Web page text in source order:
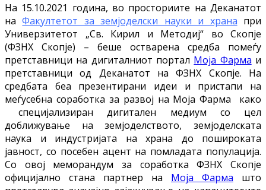
На 15.10.2021 година, во просториите на Деканатот
наФакултетот за земјоделски науки и храна при
Универзитетот „Св. Кирил и Методиј“ во Скопје
(ФЗНХ Скопје) – беше остварена средба помеѓу
претставници на дигиталниот портал Моја Фарма и
претставници од Деканатот на ФЗНХ Скопје. На
средбата беа презентирани идеи и пристапи на
меѓусебна соработка за развој на Моја Фарма како
специјализиран дигитален медиум со цел
доближување на земјоделството, земјоделската
наука и индустријата на храна до пошироката
јавност, со посебен ацент на помладата популација.
Со овој меморандум за соработка ФЗНХ Скопје
официјално стана партнер на Моја Фарма што